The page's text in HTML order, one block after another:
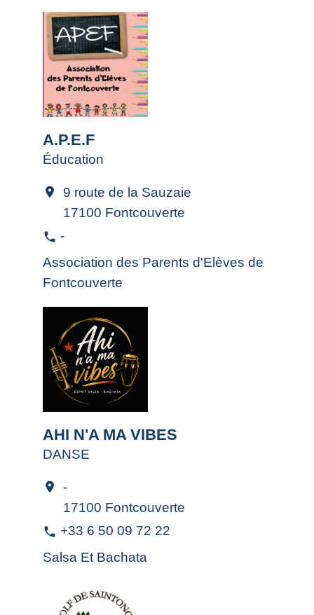
A.P.E.F
Éducation
location_on
9 route de la Sauzaie
17100 Fontcouverte
phone -
Association des Parents d'Elèves de
Fontcouverte
AHI N'A MA VIBES
DANSE
location_on
-
17100 Fontcouverte
phone +33 6 50 09 72 22
Salsa Et Bachata